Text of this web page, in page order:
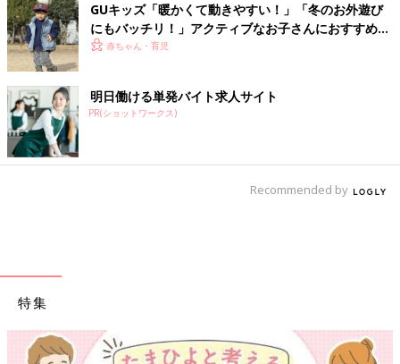
GUキッズ「暖かくて動きやすい！」「冬のお外遊び
にもバッチリ！」アクティブなお子さんにおすすめ★
買うべき5選
赤ちゃん・育児
明日働ける単発バイト求人サイト
PR(ショットワークス)
Recommended by
特集